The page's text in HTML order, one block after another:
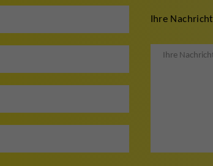
Ihre Nachricht